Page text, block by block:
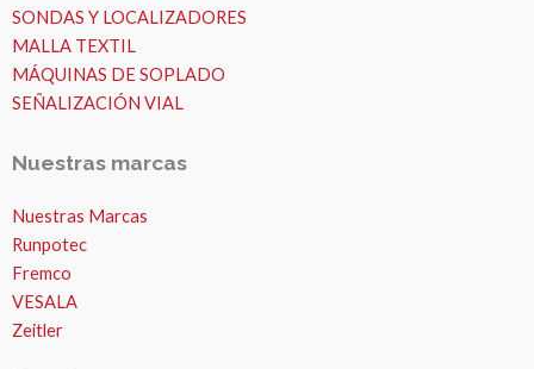
SONDAS Y LOCALIZADORES
MALLA TEXTIL
MÁQUINAS DE SOPLADO
SEÑALIZACIÓN VIAL
Nuestras marcas
Nuestras Marcas
Runpotec
Fremco
VESALA
Zeitler